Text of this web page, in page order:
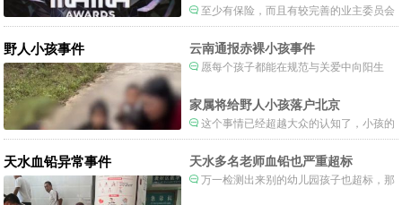
至少有保险，而且有较完善的业主委员会
制度。
野人小孩事件 云南通报赤裸小孩事件
愿每个孩子都能在规范与关爱中向阳生
家属将给野人小孩落户北京
这个事情已经超越大众的认知了，小孩的
形体和状态已经畸形了，得尽快送医。
天水血铅异常事件 天水多名老师血铅也严重超标
万一检测出来别的幼儿园孩子也超标，那